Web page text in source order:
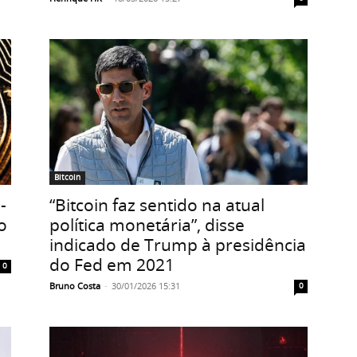
0
Bitcoin
“Bitcoin faz sentido na atual
política monetária”, disse
indicado de Trump à presidência
do Fed em 2021
Bruno Costa - 30/01/2026 15:31 0